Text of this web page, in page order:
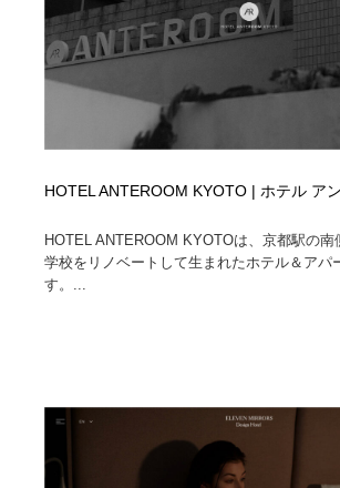
HOTEL ANTEROOM KYOTO | ホテル ア
HOTEL ANTEROOM KYOTOは、京都駅の
学校をリノベートして生まれたホテル＆アパ
す。...